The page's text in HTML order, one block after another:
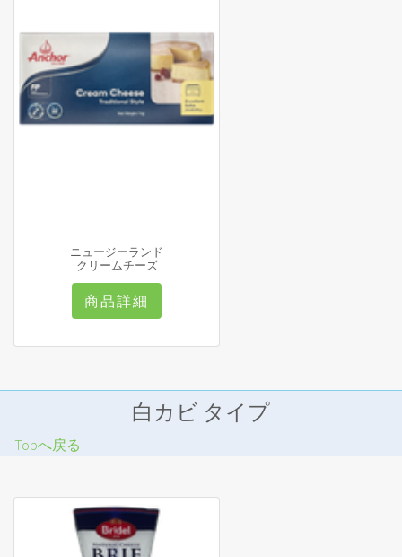
ニュージーランド
クリームチーズ
商品詳細
白カビ タイプ
Topへ戻る